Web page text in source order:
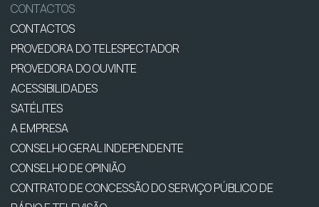
CONTACTOS
CONTACTOS
PROVEDORA DO TELESPECTADOR
PROVEDORA DO OUVINTE
ACESSIBILIDADES
SATÉLITES
A EMPRESA
CONSELHO GERAL INDEPENDENTE
CONSELHO DE OPINIÃO
CONTRATO DE CONCESSÃO DO SERVIÇO PÚBLICO DE